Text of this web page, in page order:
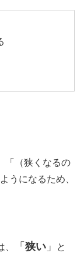
「（狭くなるの
うになるため、
「 狭い 」
と